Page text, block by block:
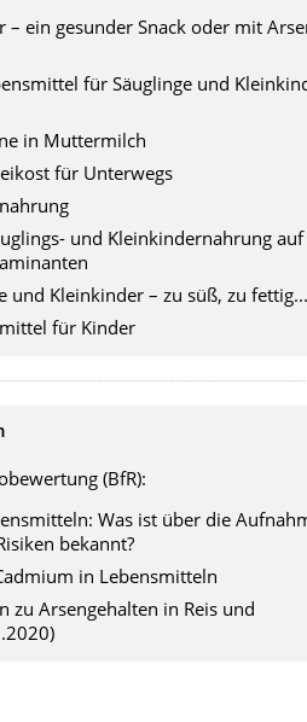
– ein gesunder Snack oder mit
für Säuglinge und
in Muttermilch
für Unterwegs
und Kleinkindernahrung auf
und Kleinkinder – zu süß, zu
für Kinder
(BfR):
Was ist über die
bekannt?
in Lebensmitteln
zu Arsengehalten in Reis und